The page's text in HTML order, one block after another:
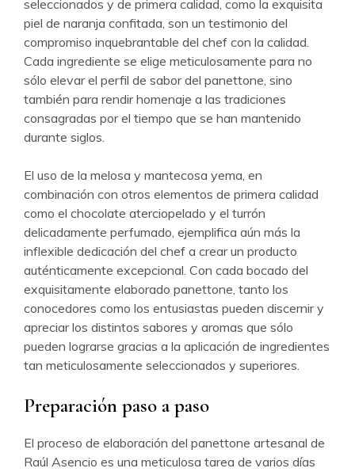
seleccionados y de primera calidad, como la exquisita
piel de naranja confitada, son un testimonio del
compromiso inquebrantable del chef con la calidad.
Cada ingrediente se elige meticulosamente para no
sólo elevar el perfil de sabor del panettone, sino
también para rendir homenaje a las tradiciones
consagradas por el tiempo que se han mantenido
durante siglos.
El uso de la melosa y mantecosa yema, en
combinación con otros elementos de primera calidad
como el chocolate aterciopelado y el turrón
delicadamente perfumado, ejemplifica aún más la
inflexible dedicación del chef a crear un producto
auténticamente excepcional. Con cada bocado del
exquisitamente elaborado panettone, tanto los
conocedores como los entusiastas pueden discernir y
apreciar los distintos sabores y aromas que sólo
pueden lograrse gracias a la aplicación de ingredientes
tan meticulosamente seleccionados y superiores.
Preparación paso a paso
El proceso de elaboración del panettone artesanal de
Raúl Asencio es una meticulosa tarea de varios días